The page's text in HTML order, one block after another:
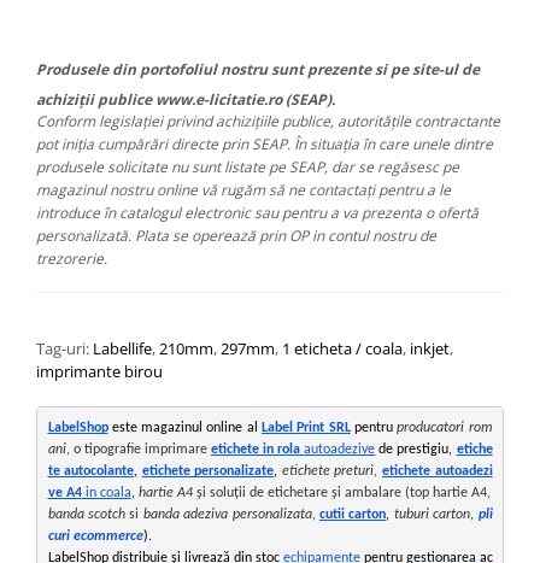
Produsele din portofoliul nostru sunt prezente si pe site-ul de
achiziții publice www.e-licitatie.ro (SEAP).
Conform legislației privind achizițiile publice, autoritățile contractante
pot iniția cumpărări directe prin SEAP. În situația în care unele dintre
produsele solicitate nu sunt listate pe SEAP, dar se regăsesc pe
magazinul nostru online vă rugăm să ne contactați pentru a le
introduce în catalogul electronic sau pentru a va prezenta o ofertă
personalizată. Plata se operează prin OP in contul nostru de
trezorerie.
Tag-uri: Labellife,210mm,297mm, 1 eticheta / coala, inkjet,
imprimante birou
LabelShop este magazinul online al Label Print SRL pentru producatori rom
ani, o tipografie imprimare etichete in rola autoadezive de prestigiu, etiche
te autocolante, etichete personalizate, etichete preturi, etichete autoadezi
ve A4 in coala, hartie A4
banda scotch si banda adeziva personalizata, cutii carton, tuburi carton, pli
curi ecommerce).
LabelShop distribuie și livrează din stoc echipamente pentru gestionarea ac